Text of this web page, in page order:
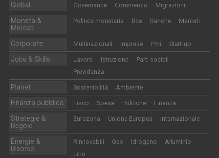
Global Governance Commercio Migrazioni
Moneta &
Mercati
Politica monetaria Bce Banche Mercati
Corporate Multinazionali Imprese Pmi Start-up
Jobs & Skills Lavoro Istruzione
Parti sociali
Previdenza
Planet Sostenibilità Ambiente
Finanza pubblica Fisco Spesa Politiche Finanza
Strategie &
Regole
Eurozona Unione Europea Internazionale
Energie &
Risorse
Rinnovabili Gas Idrogeno
Alluminio
Litio